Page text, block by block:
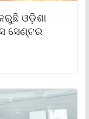
ଓଡ଼ିଶା
ସେଣ୍ଟର